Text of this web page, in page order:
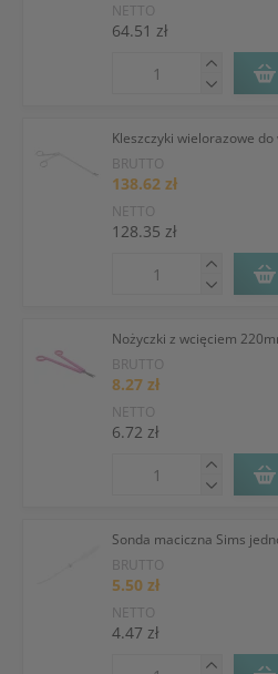
NETTO
64.51 zł
Kleszczyki wielorazowe do
BRUTTO
138.62 zł
NETTO
128.35 zł
Nożyczki z wcięciem
BRUTTO
8.27 zł
NETTO
6.72 zł
Sonda maciczna Sims
BRUTTO
5.50 zł
NETTO
4.47 zł